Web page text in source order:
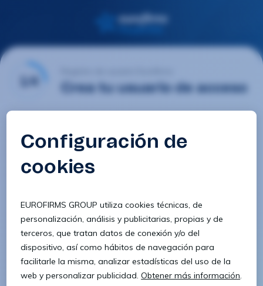
1/4 Crea tu usuario de acceso
Contraseña
Confirmar contraseña
8 caracteres 1 letra minúscula
1 letra mayúscula 1 número